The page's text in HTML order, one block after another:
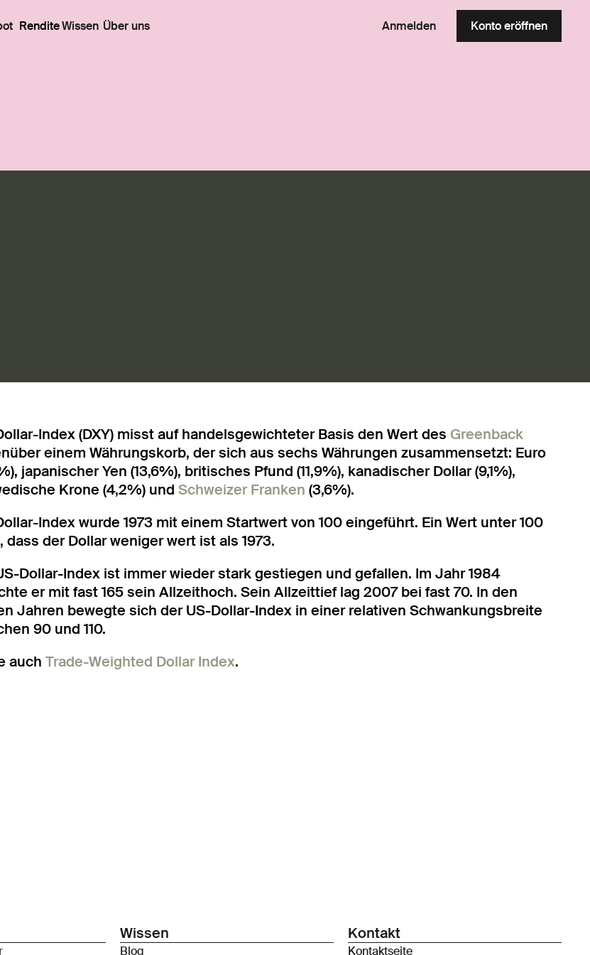
RenditeWissen Über uns Anmelden Konto eröffnen
Index (DXY) misst auf handelsgewichteter Basis den Wert des Greenback
einem Währungskorb, der sich aus sechs Währungen zusammensetzt: Euro
japanischer Yen (13,6%), britisches Pfund (11,9%), kanadischer Dollar (9,1%),
Krone (4,2%) undSchweizer Franken (3,6%).
Index wurde 1973 mit einem Startwert von 100 eingeführt. Ein Wert unter 100
dass der Dollar weniger wert ist als 1973.
Dollar-Index ist immer wieder stark gestiegen und gefallen. Im Jahr 1984
er mit fast 165 sein Allzeithoch. Sein Allzeittief lag 2007 bei fast 70. In den
Jahren bewegte sich der US-Dollar-Index in einer relativen Schwankungsbreite
90 und 110.
auchTrade-Weighted Dollar Index.
Wissen
Blog
Kontakt
Kontaktseite